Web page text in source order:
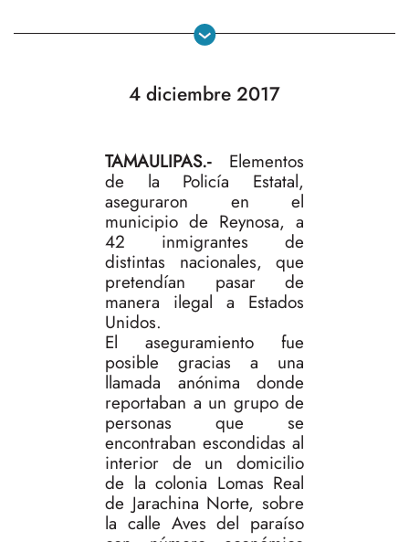
4 diciembre 2017
TAMAULIPAS.-Elementos
de la Policía Estatal,
aseguraron en el
municipio de Reynosa, a
42 inmigrantes de
distintas nacionales, que
pretendían pasar de
manera ilegal a Estados
Unidos.
El aseguramiento fue
posible gracias a una
llamada anónima donde
reportaban a un grupo de
personas que se
encontraban escondidas al
interior de un domicilio
de la colonia Lomas Real
de Jarachina Norte, sobre
la calle Aves del paraíso